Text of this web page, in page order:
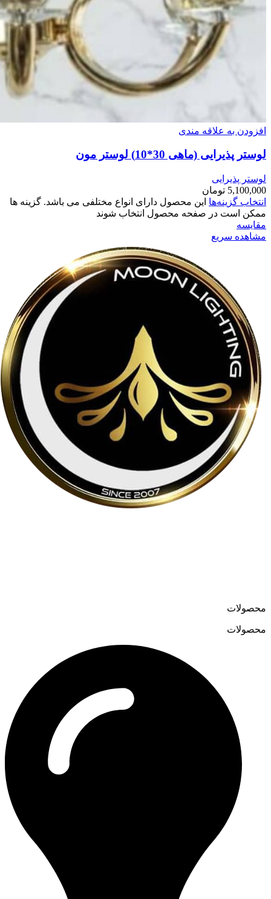
افزودن به علاقه مندی
لوستر پذیرایی (ماهی 30*10) لوستر مون
لوستر پذیرایی
5,100,000 تومان
انتخاب گزینه‌ها این محصول دارای انواع مختلفی می باشد. گزینه ها
ممکن است در صفحه محصول انتخاب شوند
مقایسه
مشاهده سریع
محصولات
محصولات